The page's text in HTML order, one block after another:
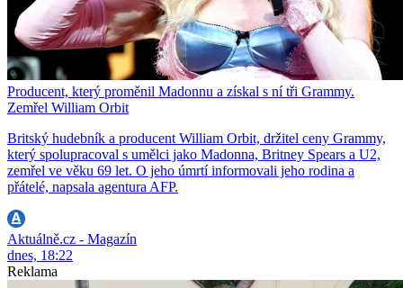
Producent, který proměnil Madonnu a získal s ní tři Grammy.
Zemřel William Orbit
Britský hudebník a producent William Orbit, držitel ceny Grammy,
který spolupracoval s umělci jako Madonna, Britney Spears a U2,
zemřel ve věku 69 let. O jeho úmrtí informovali jeho rodina a
přátelé, napsala agentura AFP.
Aktuálně.cz - Magazín
dnes, 18:22
Reklama